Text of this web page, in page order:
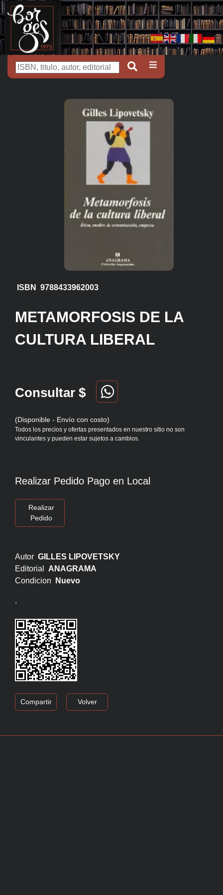
ISBN 9788433962003
METAMORFOSIS DE LA
CULTURA LIBERAL
Consultar $
(Disponible - Envío con costo)
Todos los precios y ofertas presentados en nuestro sitio no son
vinculantes y pueden estar sujetos a cambios.
Realizar Pedido Pago en Local
Realizar
Pedido
Autor GILLES LIPOVETSKY
Editorial ANAGRAMA
Condicion
Nuevo
.
Compartir Volver